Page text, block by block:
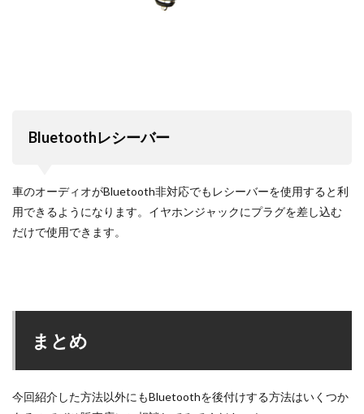
Bluetoothレシーバー
車のオーディオがBluetooth非対応でもレシーバーを使用すると利
用できるようになります。イヤホンジャックにプラグを差し込む
だけで使用できます。
まとめ
今回紹介した方法以外にもBluetoothを後付けする方法はいくつか